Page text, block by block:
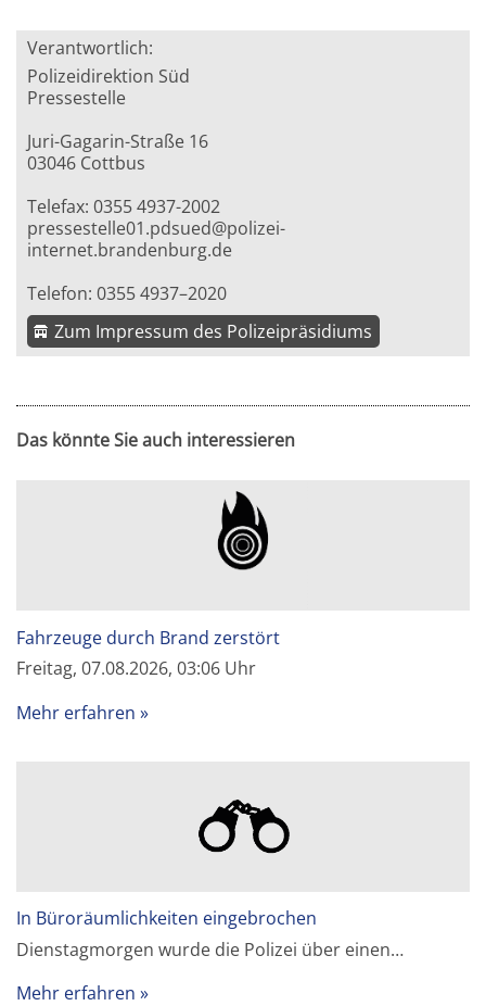
Verantwortlich:
Polizeidirektion Süd
Pressestelle
Juri-Gagarin-Straße 16
03046 Cottbus
Telefax: 0355 4937-2002
pressestelle01.pdsued@polizei-
internet.brandenburg.de
Telefon: 0355 4937–2020
Zum Impressum des Polizeipräsidiums
Das könnte Sie auch interessieren
Fahrzeuge durch Brand zerstört
Freitag, 07.08.2026, 03:06 Uhr
Mehr erfahren
In Büroräumlichkeiten eingebrochen
Dienstagmorgen wurde die Polizei über einen…
Mehr erfahren